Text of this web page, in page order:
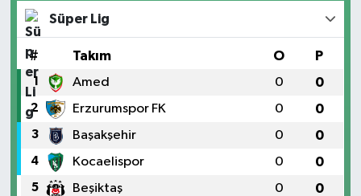
Süper Lig
# Takım O P
1 Amed 0 0
2 Erzurumspor FK 0 0
3 Başakşehir 0 0
4 Kocaelispor 0 0
5 Beşiktaş 0 0